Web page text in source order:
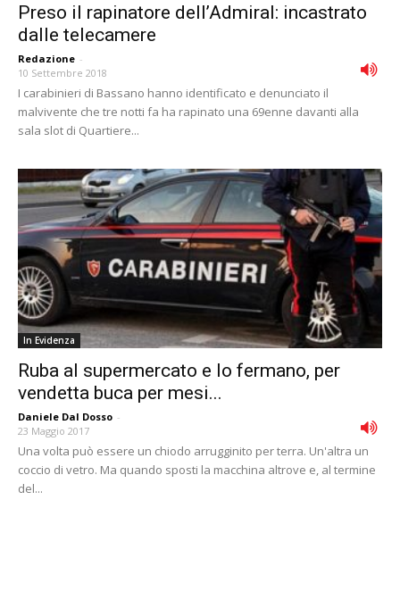
Preso il rapinatore dell’Admiral: incastrato
dalle telecamere
Redazione -
10 Settembre 2018
I carabinieri di Bassano hanno identificato e denunciato il
malvivente che tre notti fa ha rapinato una 69enne davanti alla
sala slot di Quartiere...
In Evidenza
Ruba al supermercato e lo fermano, per
vendetta buca per mesi...
Daniele Dal Dosso -
23 Maggio 2017
Una volta può essere un chiodo arrugginito per terra. Un'altra un
coccio di vetro. Ma quando sposti la macchina altrove e, al termine
del...